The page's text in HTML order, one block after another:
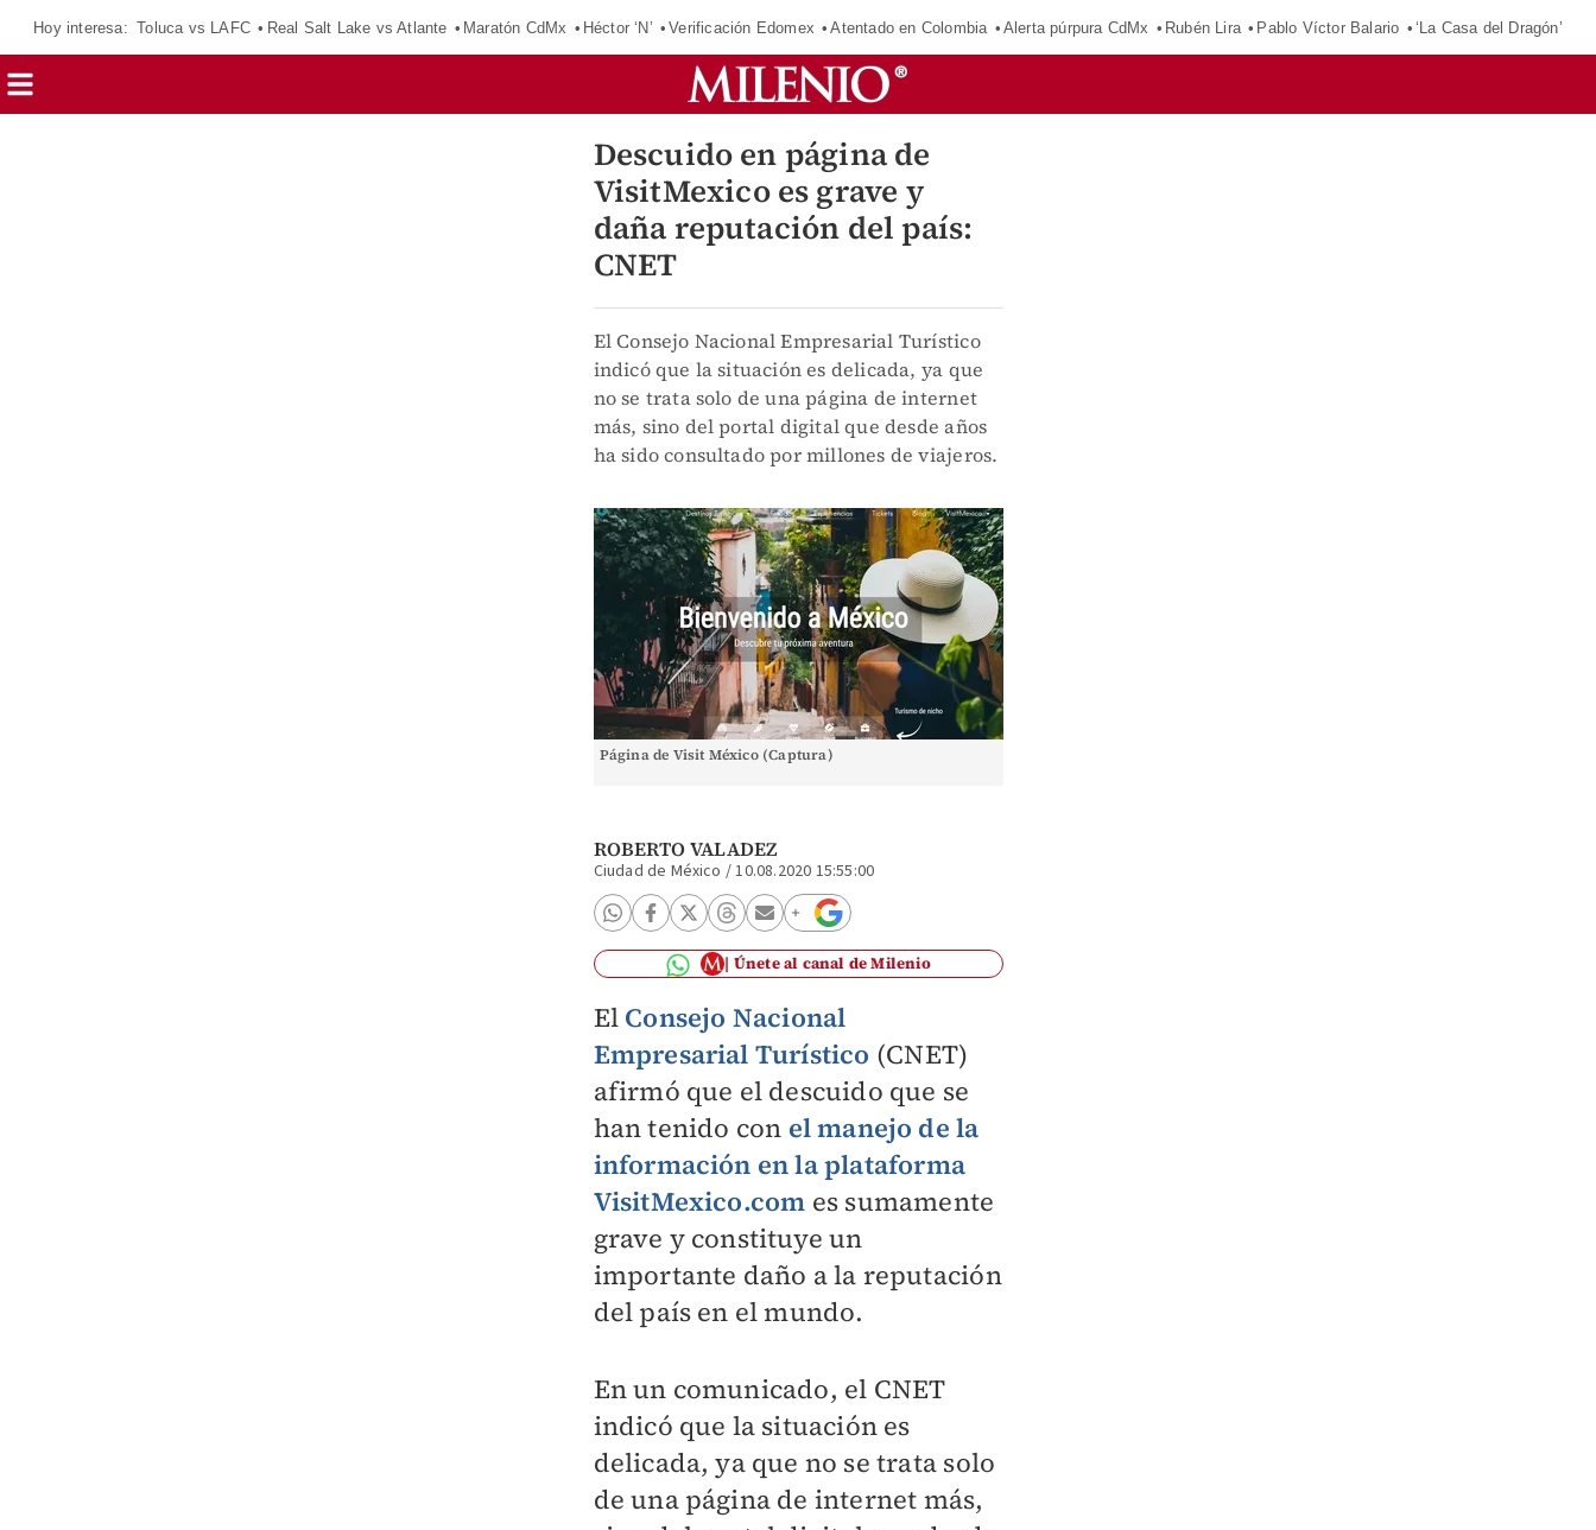
Hoy interesa: Toluca vs LAFC Real Salt Lake vs Atlante Maratón CdMx Héctor ‘N’ Verificación Edomex Atentado en Colombia Alerta púrpura CdMx Rubén Lira Pablo Víctor Balario ‘La Casa del Dragón’
Descuido en página de
VisitMexico es grave y
daña reputación del país:
CNET
El Consejo Nacional Empresarial Turístico
indicó que la situación es delicada, ya que
no se trata solo de una página de internet
más, sino del portal digital que desde años
ha sido consultado por millones de viajeros.
Página de Visit México (Captura)
ROBERTO VALADEZ
Ciudad de México /10.08.2020 15:55:00
Únete al canal de Milenio
El Consejo Nacional
Empresarial Turístico (CNET)
afirmó que el descuido que se
han tenido con el manejo de la
información en la plataforma
VisitMexico.com es sumamente
grave y constituye un
importante daño a la reputación
del país en el mundo.
En un comunicado, el CNET
indicó que la situación es
delicada, ya que no se trata solo
de una página de internet más,